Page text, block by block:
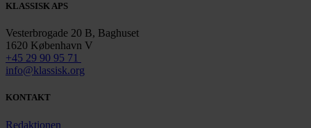
KLASSISK APS
Vesterbrogade 20 B, Baghuset
1620 København V
+45 29 90 95 71
info@klassisk.org
KONTAKT
Redaktionen